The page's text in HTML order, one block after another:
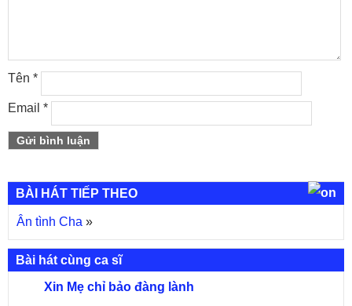
Tên *
Email *
BÀI HÁT TIẾP THEO
Ân tình Cha »
Bài hát cùng ca sĩ
Xin Mẹ chỉ bảo đàng lành